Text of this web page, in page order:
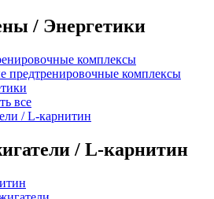
/ Энергетики
комплексы
предтренировочные комплексы
все
/ L-карнитин
/ L-карнитин